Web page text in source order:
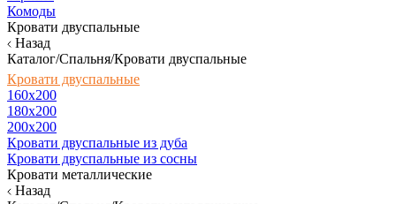
Комоды
Кровати двуспальные
Назад
Каталог/Спальня/Кровати двуспальные
Кровати двуспальные
160х200
180x200
200x200
Кровати двуспальные из дуба
Кровати двуспальные из сосны
Кровати металлические
Назад